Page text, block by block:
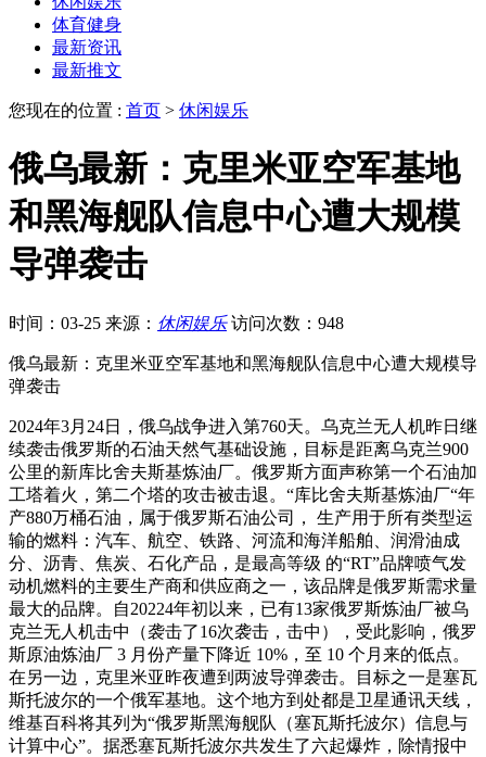
体育健身
最新资讯
最新推文
您现在的位置 : 首页 > 休闲娱乐
俄乌最新：克里米亚空军基地
和黑海舰队信息中心遭大规模
导弹袭击
时间：03-25 来源： 休闲娱乐 访问次数：948
俄乌最新：克里米亚空军基地和黑海舰队信息中心遭大规模导
弹袭击
2024年3月24日，俄乌战争进入第760天。乌克兰无人机昨日继
续袭击俄罗斯的石油天然气基础设施，目标是距离乌克兰900
公里的新库比舍夫斯基炼油厂。俄罗斯方面声称第一个石油加
工塔着火，第二个塔的攻击被击退。“库比舍夫斯基炼油厂“年
产880万桶石油，属于俄罗斯石油公司， 生产用于所有类型运
输的燃料：汽车、航空、铁路、河流和海洋船舶、润滑油成
分、沥青、焦炭、石化产品，是最高等级 的“RT”品牌喷气发
动机燃料的主要生产商和供应商之一，该品牌是俄罗斯需求量
最大的品牌。自20224年初以来，已有13家俄罗斯炼油厂被乌
克兰无人机击中（袭击了16次袭击，击中），受此影响，俄罗
斯原油炼油厂 3 月份产量下降近 10%，至 10 个月来的低点。
在另一边，克里米亚昨夜遭到两波导弹袭击。目标之一是塞瓦
斯托波尔的一个俄军基地。这个地方到处都是卫星通讯天线，
维基百科将其列为“俄罗斯黑海舰队（塞瓦斯托波尔）信息与
计算中心”。据悉塞瓦斯托波尔共发生了六起爆炸，除情报中